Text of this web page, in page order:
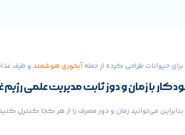
حیوانات طراحی کرده از جملهآبخوری هوشمندو ظرف
با زمان و دوز ثابت مدیریت علمی رژیم